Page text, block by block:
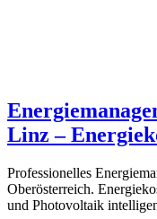
Linz –
Professionelles
Oberösterreich.
und Photovoltaik